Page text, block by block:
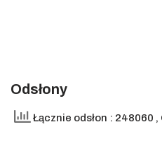
Odsłony
Łącznie odsłon : 248060 ,